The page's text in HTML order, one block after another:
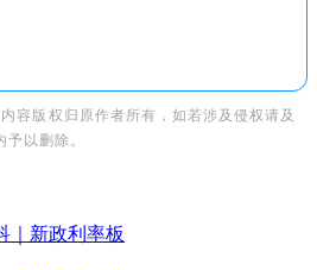
容版权归原作者所有，如若涉及侵权请及
以删除。
｜新政利率板